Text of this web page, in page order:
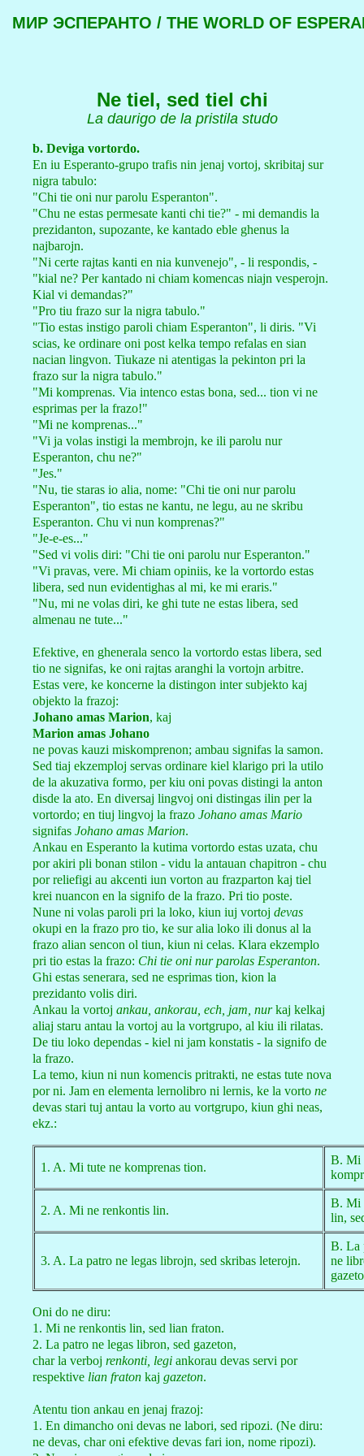
МИР ЭСПЕРАНТО / THE WORLD OF
Ne tiel, sed tiel chi
La daurigo de la pristila studo
b. Deviga vortordo.
En iu Esperanto-grupo trafis nin jenaj vortoj, skribitaj sur
nigra tabulo:
"Chi tie oni nur parolu Esperanton".
"Chu ne estas permesate kanti chi tie?" - mi demandis la
prezidanton, supozante, ke kantado eble ghenus la
najbarojn.
"Ni certe rajtas kanti en nia kunvenejo", - li respondis, -
"kial ne? Per kantado ni chiam komencas niajn vesperojn.
Kial vi demandas?"
"Pro tiu frazo sur la nigra tabulo."
"Tio estas instigo paroli chiam Esperanton", li diris. "Vi
scias, ke ordinare oni post kelka tempo refalas en sian
nacian lingvon. Tiukaze ni atentigas la pekinton pri la
frazo sur la nigra tabulo."
"Mi komprenas. Via intenco estas bona, sed... tion vi ne
esprimas per la frazo!"
"Mi ne komprenas..."
"Vi ja volas instigi la membrojn, ke ili parolu nur
Esperanton, chu ne?"
"Jes."
"Nu, tie staras io alia, nome: "Chi tie oni nur parolu
Esperanton", tio estas ne kantu, ne legu, au ne skribu
Esperanton. Chu vi nun komprenas?"
"Je-e-es..."
"Sed vi volis diri: "Chi tie oni parolu nur Esperanton."
"Vi pravas, vere. Mi chiam opiniis, ke la vortordo estas
libera, sed nun evidentighas al mi, ke mi eraris."
"Nu, mi ne volas diri, ke ghi tute ne estas libera, sed
almenau ne tute..."
Efektive, en ghenerala senco la vortordo estas libera, sed
tio ne signifas, ke oni rajtas aranghi la vortojn arbitre.
Estas vere, ke koncerne la distingon inter subjekto kaj
objekto la frazoj:
Johano amas Marion, kaj
Marion amas Johano
ne povas kauzi miskomprenon; ambau signifas la samon.
Sed tiaj ekzemploj servas ordinare kiel klarigo pri la utilo
de la akuzativa formo, per kiu oni povas distingi la anton
disde la ato. En diversaj lingvoj oni distingas ilin per la
vortordo; en tiuj lingvoj la frazo Johano amas Mario
signifas Johano amas Marion.
Ankau en Esperanto la kutima vortordo estas uzata, chu
por akiri pli bonan stilon - vidu la antauan chapitron - chu
por reliefigi au akcenti iun vorton au frazparton kaj tiel
krei nuancon en la signifo de la frazo. Pri tio poste.
Nune ni volas paroli pri la loko, kiun iuj vortoj devas
okupi en la frazo pro tio, ke sur alia loko ili donus al la
frazo alian sencon ol tiun, kiun ni celas. Klara ekzemplo
pri tio estas la frazo: Chi tie oni nur parolas Esperanton.
Ghi estas senerara, sed ne esprimas tion, kion la
prezidanto volis diri.
Ankau la vortoj ankau, ankorau, ech, jam, nurkaj kelkaj
aliaj staru antau la vortoj au la vortgrupo, al kiu ili rilatas.
De tiu loko dependas - kiel ni jam konstatis - la signifo de
la frazo.
La temo, kiun ni nun komencis pritrakti, ne estas tute nova
por ni. Jam en elementa lernolibro ni lernis, ke la vorto ne
devas stari tuj antau la vorto au vortgrupo, kiun ghi neas,
ekz.:
1. A. Mi tute ne komprenas tion.
B. Mi
2. A. Mi ne renkontis lin.
B. Mi
lin,
3. A. La patro ne legas librojn, sed skribas leterojn.
B. La
ne
Oni do ne diru:
1. Mi ne renkontis lin, sed lian fraton.
2. La patro ne legas libron, sed gazeton,
char la verboj renkonti, legi ankorau devas servi por
respektive lian fraton kaj gazeton.
Atentu tion ankau en jenaj frazoj:
1. En dimancho oni devas ne labori, sed ripozi. (Ne diru:
ne devas, char oni efektive devas fari ion, nome ripozi).